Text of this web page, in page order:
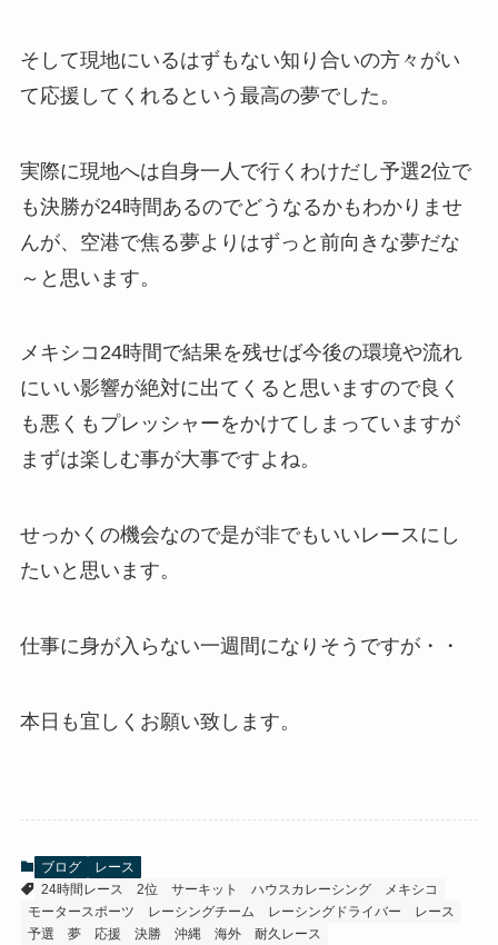
そして現地にいるはずもない知り合いの方々がい
て応援してくれるという最高の夢でした。
実際に現地へは自身一人で行くわけだし予選2位で
も決勝が24時間あるのでどうなるかもわかりませ
んが、空港で焦る夢よりはずっと前向きな夢だな
～と思います。
メキシコ24時間で結果を残せば今後の環境や流れ
にいい影響が絶対に出てくると思いますので良く
も悪くもプレッシャーをかけてしまっていますが
まずは楽しむ事が大事ですよね。
せっかくの機会なので是が非でもいいレースにし
たいと思います。
仕事に身が入らない一週間になりそうですが・・
本日も宜しくお願い致します。
ブログ
レース
24時間レース
2位 サーキット ハウスカレーシング
メキシコ
モータースポーツ
レーシングチーム レーシングドライバー
レース
予選
夢 応援 決勝 沖縄 海外 耐久レース